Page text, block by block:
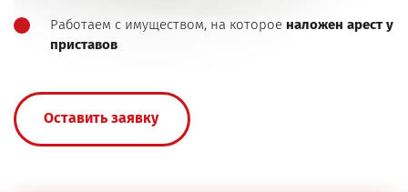
Работаем с имуществом, на которое наложен арест у
приставов
Оставить заявку